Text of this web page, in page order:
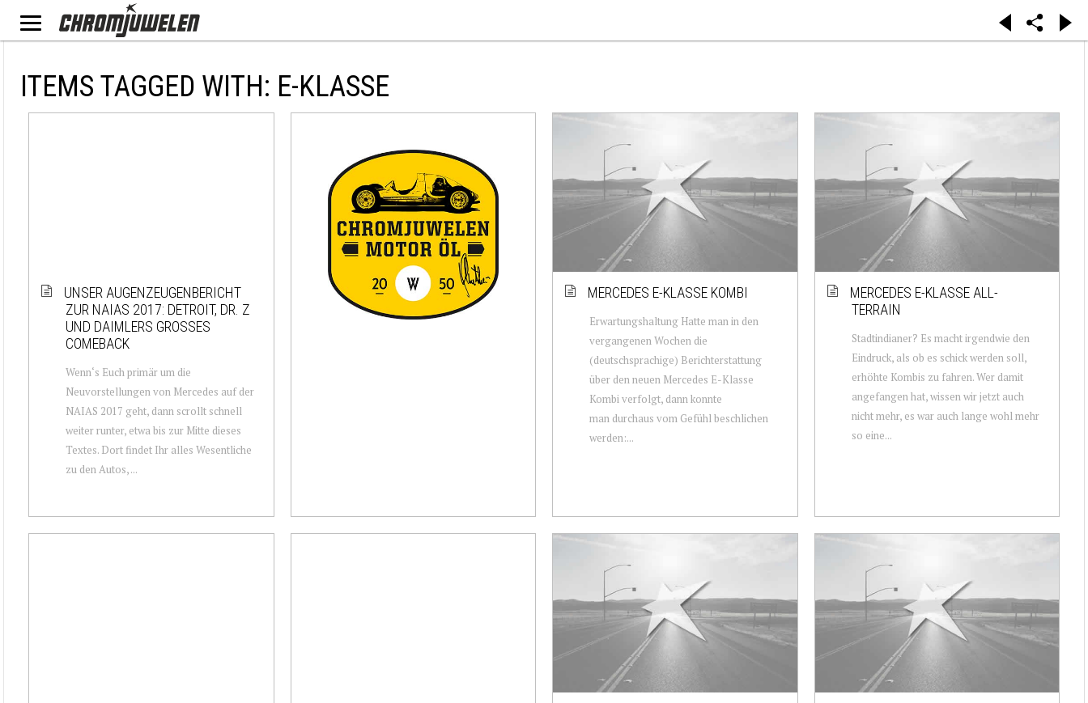
ITEMS TAGGED WITH: E-KLASSE
UNSER AUGENZEUGENBERICHT
ZUR NAIAS 2017: DETROIT, DR. Z
UND DAIMLERS GROSSES C
OMEBACK
Wenn‘s Euch primär um die
Neuvorstellungen von Mercedes auf der
NAIAS 2017 geht, dann scrollt schnell
weiter runter, etwa bis zur Mitte dieses
Textes. Dort findet Ihr alles Wesentliche
zu den Autos, ...
MERCEDES E-KLASSE KOMBI
Erwartungshaltung Hatte man in den
vergangenen Wochen die
(deutschsprachige) Berichterstattung
über den neuen Mercedes E-Klasse
Kombi verfolgt, dann konnte
man durchaus vom Gefühl beschlichen
werden:...
MERCEDES E-KLASSE ALL-
TERRAIN
Stadtindianer? Es macht irgendwie den
Eindruck, als ob es schick werden soll,
erhöhte Kombis zu fahren. Wer damit
angefangen hat, wissen wir jetzt auch
nicht mehr, es war auch lange wohl mehr
so eine...